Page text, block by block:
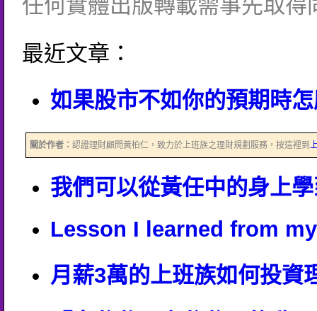
關於作者： 認證理財顧問黃柏仁，致力於上班族之理財規劃服務，按這裡到
任何實體出版轉載需事先取得
最近文章：
如果股市不如你的預期時
我們可以從黃任中的身上
Lesson I learned from
月薪3萬的上班族如何投資